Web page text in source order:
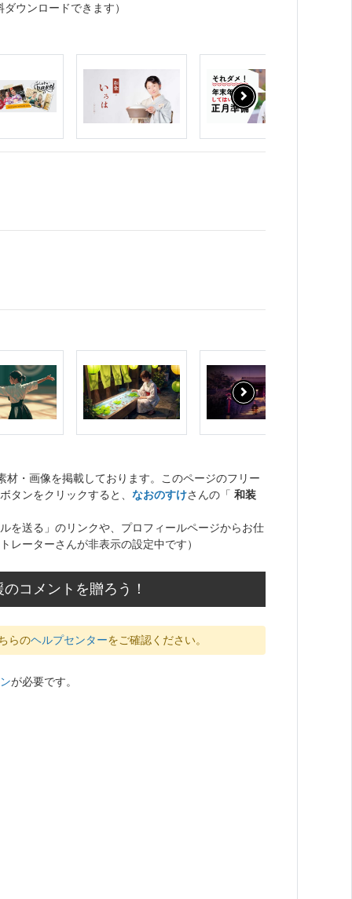
ウンロードできます）
・画像を掲載しております。このページのフリー
タンをクリックすると、 なおのすけさんの「 和装
を送る」のリンクや、プロフィールページからお仕
レーターさんが非表示の設定中です）
コメントを贈ろう！
らのヘルプセンターをご確認ください。
が必要です。